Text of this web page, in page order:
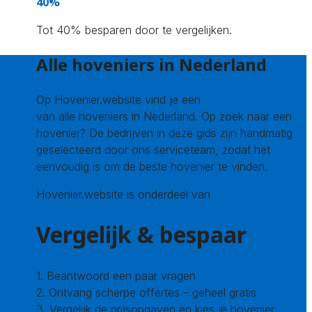
Tot 40% besparen door te vergelijken.
Alle hoveniers in Nederland
Op Hovenier.website vind je een
van alle hoveniers in Nederland. Op zoek naar een
hovenier? De bedrijven in deze gids zijn handmatig
geselecteerd door ons serviceteam, zodat het
eenvoudig is om de beste hovenier te vinden.
Hovenier.website is onderdeel van
Vergelijk & bespaar
1. Beantwoord een paar vragen
2. Ontvang scherpe offertes – geheel gratis
3. Vergelijk de prijsopgaven en kies je hovenier